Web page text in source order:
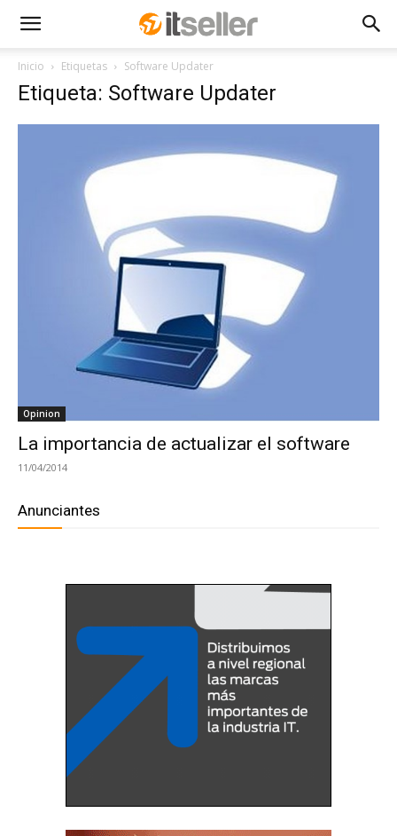
Inicio Etiquetas Software Updater
Etiqueta: Software Updater
Opinion
La importancia de actualizar el software
11/04/2014
Anunciantes